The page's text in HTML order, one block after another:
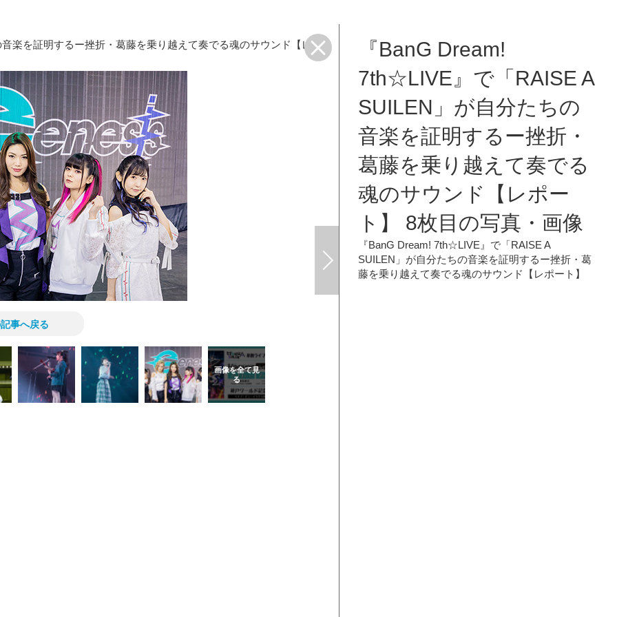
楽を証明するー挫折・葛藤を乗り越えて奏でる魂のサウンド【レポ
事へ戻る
『BanG Dream!
7th☆LIVE』で「RAISE A
SUILEN」が自分たちの
音楽を証明するー挫折・
葛藤を乗り越えて奏でる
魂のサウンド【レポー
ト】 8枚目の写真・画像
『BanG Dream! 7th☆LIVE』で「RAISE A
SUILEN」が自分たちの音楽を証明するー挫折・葛
藤を乗り越えて奏でる魂のサウンド【レポート】